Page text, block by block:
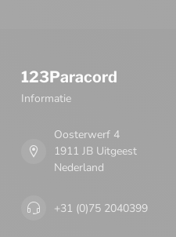
123Paracord
Informatie
Oosterwerf 4
1911 JB Uitgeest
Nederland
+31 (0)75 2040399